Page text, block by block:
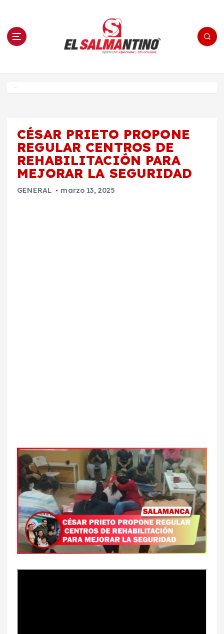
n El Salmantino - medios/noticias/editorial
CÉSAR PRIETO PROPONE
REGULAR CENTROS DE
REHABILITACIÓN PARA
MEJORAR LA SEGURIDAD
GENERAL marzo 13, 2025